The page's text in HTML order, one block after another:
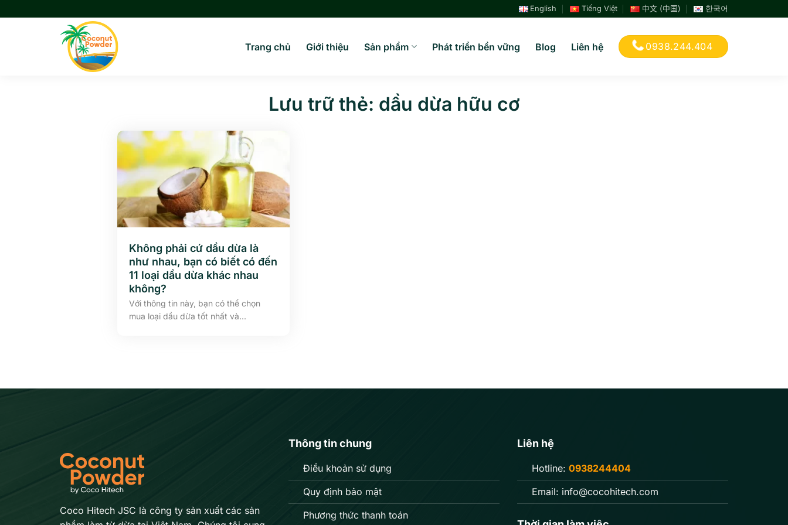
đến
English Tiếng Việt 中文 (中国) 한국어
Trang chủ Giới thiệu Sản phẩm Phát triển bền vững Blog Liên hệ 0938.244.404
Lưu trữ thẻ: dầu dừa hữu cơ
Không phải cứ dầu dừa là
như nhau, bạn có biết có đến
11 loại dầu dừa khác nhau
không?
Với thông tin này, bạn có thể chọn
mua loại dầu dừa tốt nhất và...
Coco Hitech JSC là công ty sản xuất các sản
Thông tin chung
Điều khoản sử dụng
Quy định bảo mật
Phương thức thanh toán
Liên hệ
Hotline: 0938244404
Email: info@cocohitech.com